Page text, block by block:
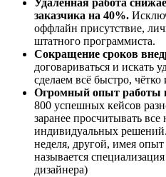
Удаленная работа
заказчика на 40%.
оффлайн присутствие,
штатного программиста.
Сокращение сроков
договариваться и искать
сделаем всё быстро, чётко
Огромный опыт работы
800 успешных кейсов
заранее просчитывать
индивидуальных
неделя, другой, имея опыт
называется
дизайнера)